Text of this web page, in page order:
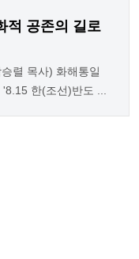
적 공존의 길로
렬 목사) 화해통일
한(조선)반도 ...